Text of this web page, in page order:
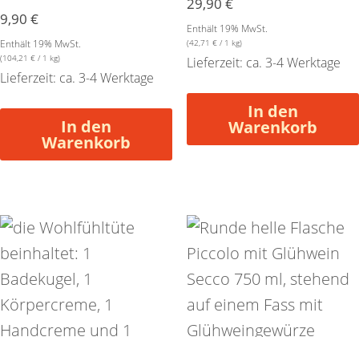
9,90 €
Enthält 19% MwSt.
(104,21 € / 1 kg)
Lieferzeit: ca. 3-4 Werktage
In den
Warenkorb
Enthält 19% MwSt.
(42,71 €/ 1 kg)
Lieferzeit: ca. 3-4 Werktage
In den
Warenkorb